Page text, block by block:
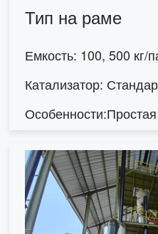
Тип на раме
Емкость: 100, 500 кг/
Катализатор: